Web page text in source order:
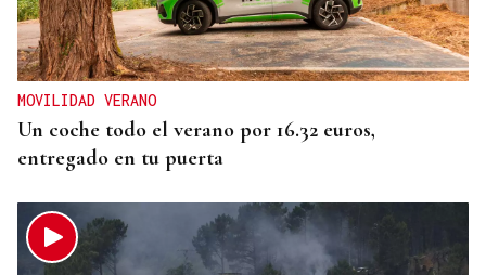
MOVILIDAD VERANO
Un coche todo el verano por 16.32 euros,
entregado en tu puerta